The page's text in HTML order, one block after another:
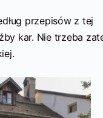
przepisów z tej
kar. Nie trzeba